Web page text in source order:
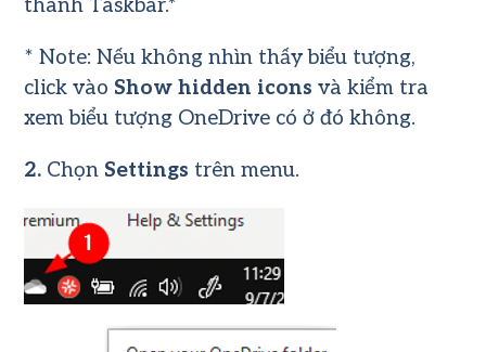
thanh Taskbar.*
* Note: Nếu không nhìn thấy biểu tượng,
click vào Show hidden iconsvà kiểm tra
xem biểu tượng OneDrive có ở đó không.
2. Chọn Settings trên menu.